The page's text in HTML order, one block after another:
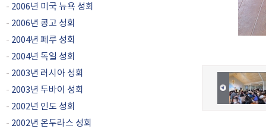
- 2006년 미국 뉴욕 성회
- 2006년 콩고 성회
- 2004년 페루 성회
- 2004년 독일 성회
- 2003년 러시아 성회
- 2003년 두바이 성회
- 2002년 인도 성회
- 2002년 온두라스 성회